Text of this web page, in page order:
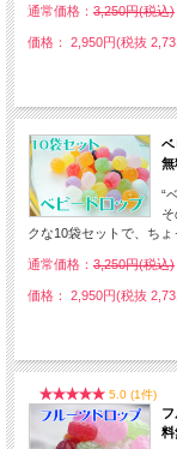
通常価格： 3,250円(税込)
価格： 2,950円(税抜
無
“
クな10袋セットで、ちょ
通常価格： 3,250円(税込)
価格： 2,950円(税抜
5.0 (1件)
料